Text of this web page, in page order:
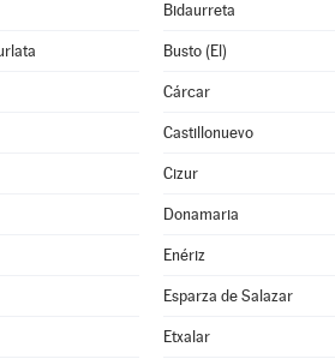
Bidaurreta
Busto (El)
Cárcar
Castillonuevo
Cizur
Donamaria
Enériz
Esparza de Salazar
Etxalar